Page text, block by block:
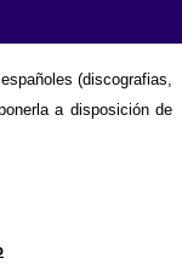
(discografias,
a disposición de